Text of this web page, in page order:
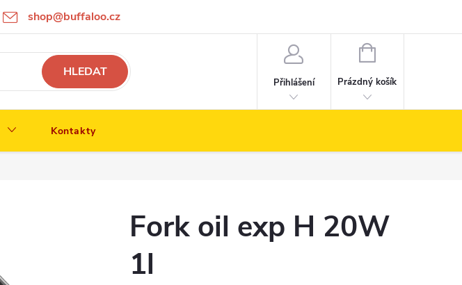
shop@buffaloo.cz
HLEDAT
Přihlášení
NÁKUPNÍ
Prázdný košík
Kontakty
Fork oil exp H 20W
1l